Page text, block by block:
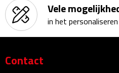
Fleecevesten
Vesten
Broeken
Vele
in het
Contact